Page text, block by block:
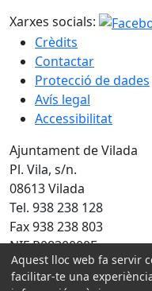
Xarxes socials:
Crèdits
Contactar
Protecció de dades
Avís legal
Accessibilitat
Ajuntament de Vilada
Pl. Vila, s/n.
08613 Vilada
Tel. 938 238 128
Fax 938 238 803
NIF P0830000F
Amb la col·laboració de:
Aquest lloc web fa servir
facilitar-te una